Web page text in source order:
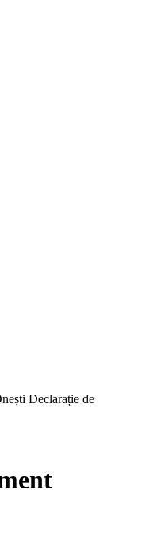
Declarație de